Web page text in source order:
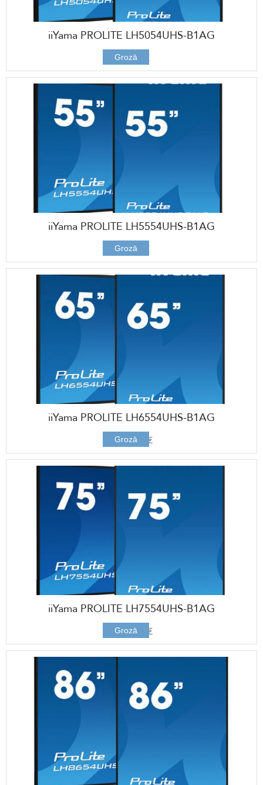
iiYama PROLITE LH5054UHS-B1AG
888,00 €
Grozā
iiYama PROLITE LH5554UHS-B1AG
936,00 €
Grozā
iiYama PROLITE LH6554UHS-B1AG
1268,00 €
Grozā
iiYama PROLITE LH7554UHS-B1AG
1546,00 €
Grozā